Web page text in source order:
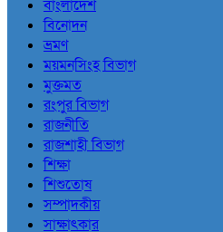
বাংলাদেশ
বিনোদন
ভ্রমণ
ময়মনসিংহ বিভাগ
মুক্তমত
রংপুর বিভাগ
রাজনীতি
রাজশাহী বিভাগ
শিক্ষা
শিশুতোষ
সম্পাদকীয়
সাক্ষাৎকার